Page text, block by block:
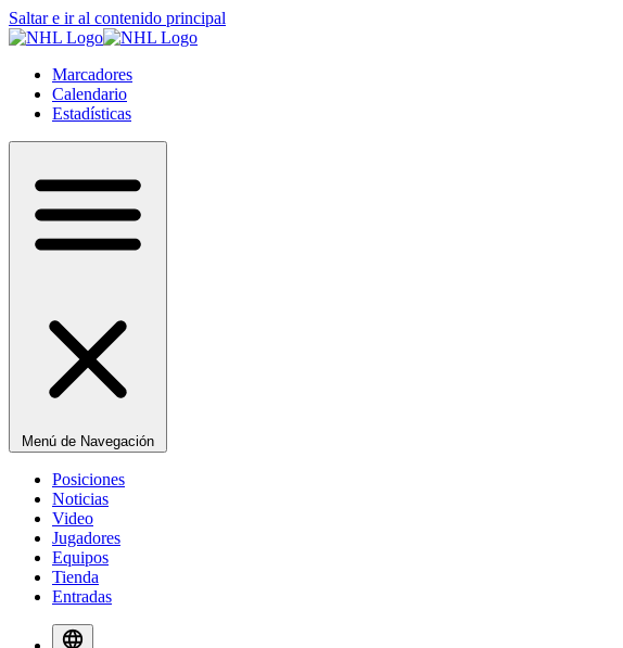
Saltar e ir al contenido principal
Marcadores
Calendario
Estadísticas
Menú de Navegación
Posiciones
Noticias
Video
Jugadores
Equipos
Tienda
Entradas